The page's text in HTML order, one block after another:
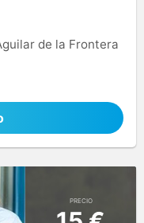
de la Frontera
PRECIO